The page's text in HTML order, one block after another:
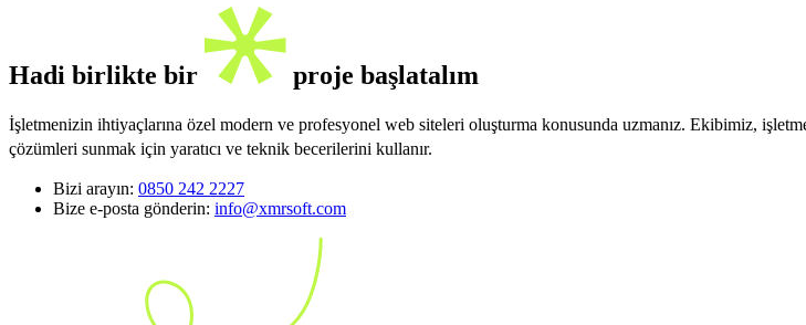
Hadi birlikte bir proje başlatalım
İşletmenizin ihtiyaçlarına özel modern ve profesyonel web siteleri oluşturma konusunda uzmanız. Ekibimiz,
çözümleri sunmak için yaratıcı ve teknik becerilerini kullanır.
Bizi arayın: 0850 242 2227
Bize e-posta gönderin: info@xmrsoft.com